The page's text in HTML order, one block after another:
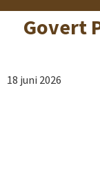
Govert
18 juni 2026